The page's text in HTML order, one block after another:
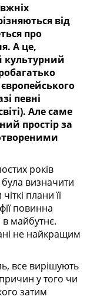
від
про
А це,
культурний
певні
Але саме
простір за
років
визначити
плани її
повинна
в майбутнє.
не найкращим
все вирішують
у того чи
затим